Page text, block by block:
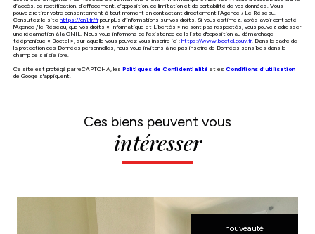
d’accès, de rectification, d’effacement, d’opposition, de limitation et de portabilité de vos données. Vous
pouvez retirer votre consentement à tout moment en contactant directement l’Agence / Le Réseau.
Consultez le site https://cnil.fr/frpour plus d’informations sur vos droits. Si vous estimez, après avoir contacté
l'Agence / le Réseau, que vos droits « Informatique et Libertés » ne sont pas respectés, vous pouvez adresser
une réclamation à la CNIL. Nous vous informons de l’existence de la liste d'opposition au démarchage
téléphonique « Bloctel », sur laquelle vous pouvez vous inscrire ici : https://www.bloctel.gouv.fr. Dans le cadre de
la protection des Données personnelles, nous vous invitons à ne pas inscrire de Données sensibles dans le
champ de saisie libre.
Ce site est protégé par reCAPTCHA, les Politiques de Confidentialité et es Conditions d'utilisation
de Google s'appliquent.
Ces biens peuvent vous
intéresser
nouveauté